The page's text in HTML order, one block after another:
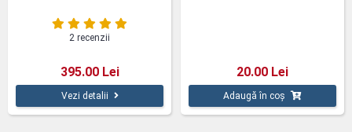
2 recenzii
395.00 Lei
Vezi detalii
20.00 Lei
Adaugă în coș